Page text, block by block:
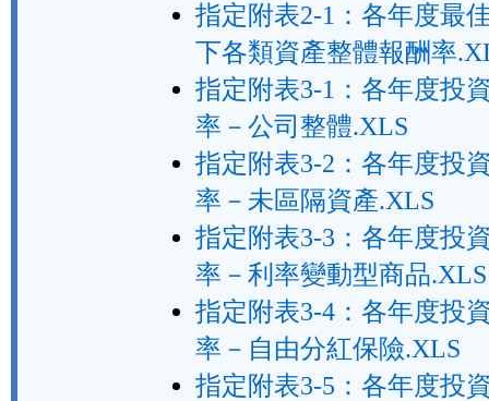
指定附表2-1：各年度最
下各類資產整體報酬率
指定附表3-1：各年度投
率－公司整體.XLS
指定附表3-2：各年度投
率－未區隔資產.XLS
指定附表3-3：各年度投
率－利率變動型商品.XLS
指定附表3-4：各年度投
率－自由分紅保險.XLS
指定附表3-5：各年度投